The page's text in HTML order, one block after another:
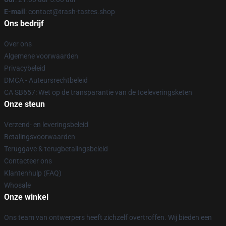
E-mail : contact@trash-tastes.shop
Ons bedrijf
Over ons
Algemene voorwaarden
Privacybeleid
DMCA - Auteursrechtbeleid
CA SB657: Wet op de transparantie van de toeleveringsketen
Onze steun
Verzend- en leveringsbeleid
Betalingsvoorwaarden
Teruggave & terugbetalingsbeleid
Contacteer ons
Klantenhulp (FAQ)
Whosale
Onze winkel
Ons team van ontwerpers heeft zichzelf overtroffen. Wij bieden een